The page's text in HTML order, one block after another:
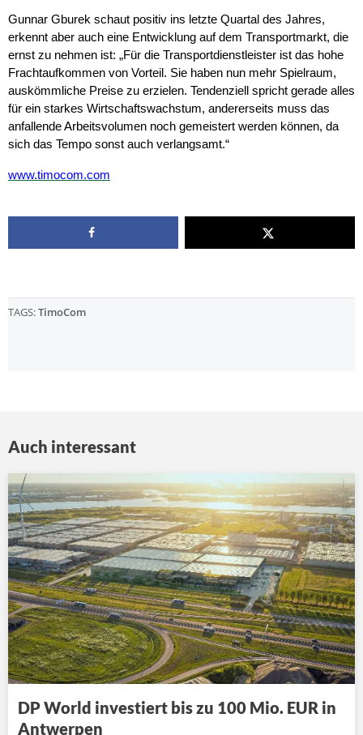
Gunnar Gburek schaut positiv ins letzte Quartal des Jahres,
erkennt aber auch eine Entwicklung auf dem Transportmarkt, die
ernst zu nehmen ist: „Für die Transportdienstleister ist das hohe
Frachtaufkommen von Vorteil. Sie haben nun mehr Spielraum,
auskömmliche Preise zu erzielen. Tendenziell spricht gerade alles
für ein starkes Wirtschaftswachstum, andererseits muss das
anfallende Arbeitsvolumen noch gemeistert werden können, da
sich das Tempo sonst auch verlangsamt.“
www.timocom.com
TAGS:TimoCom
Auch interessant
DP World investiert bis zu 100 Mio. EUR in
Antwerpen